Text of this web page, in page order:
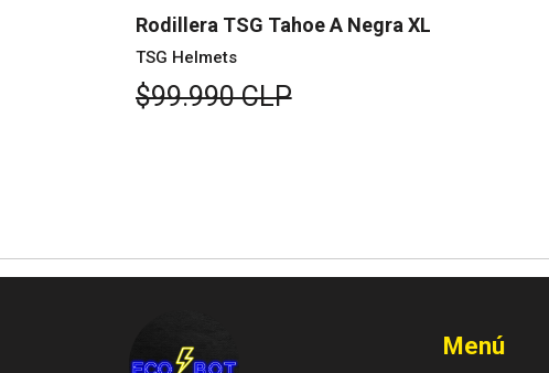
Rodillera TSG Tahoe A Negra XL
TSG Helmets
$99.990 CLP
Menú